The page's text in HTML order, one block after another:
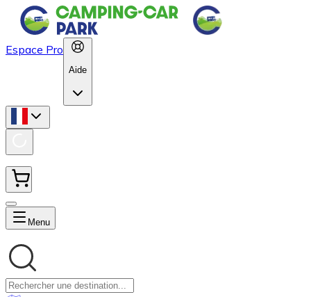
Espace Pro
Aide
Menu